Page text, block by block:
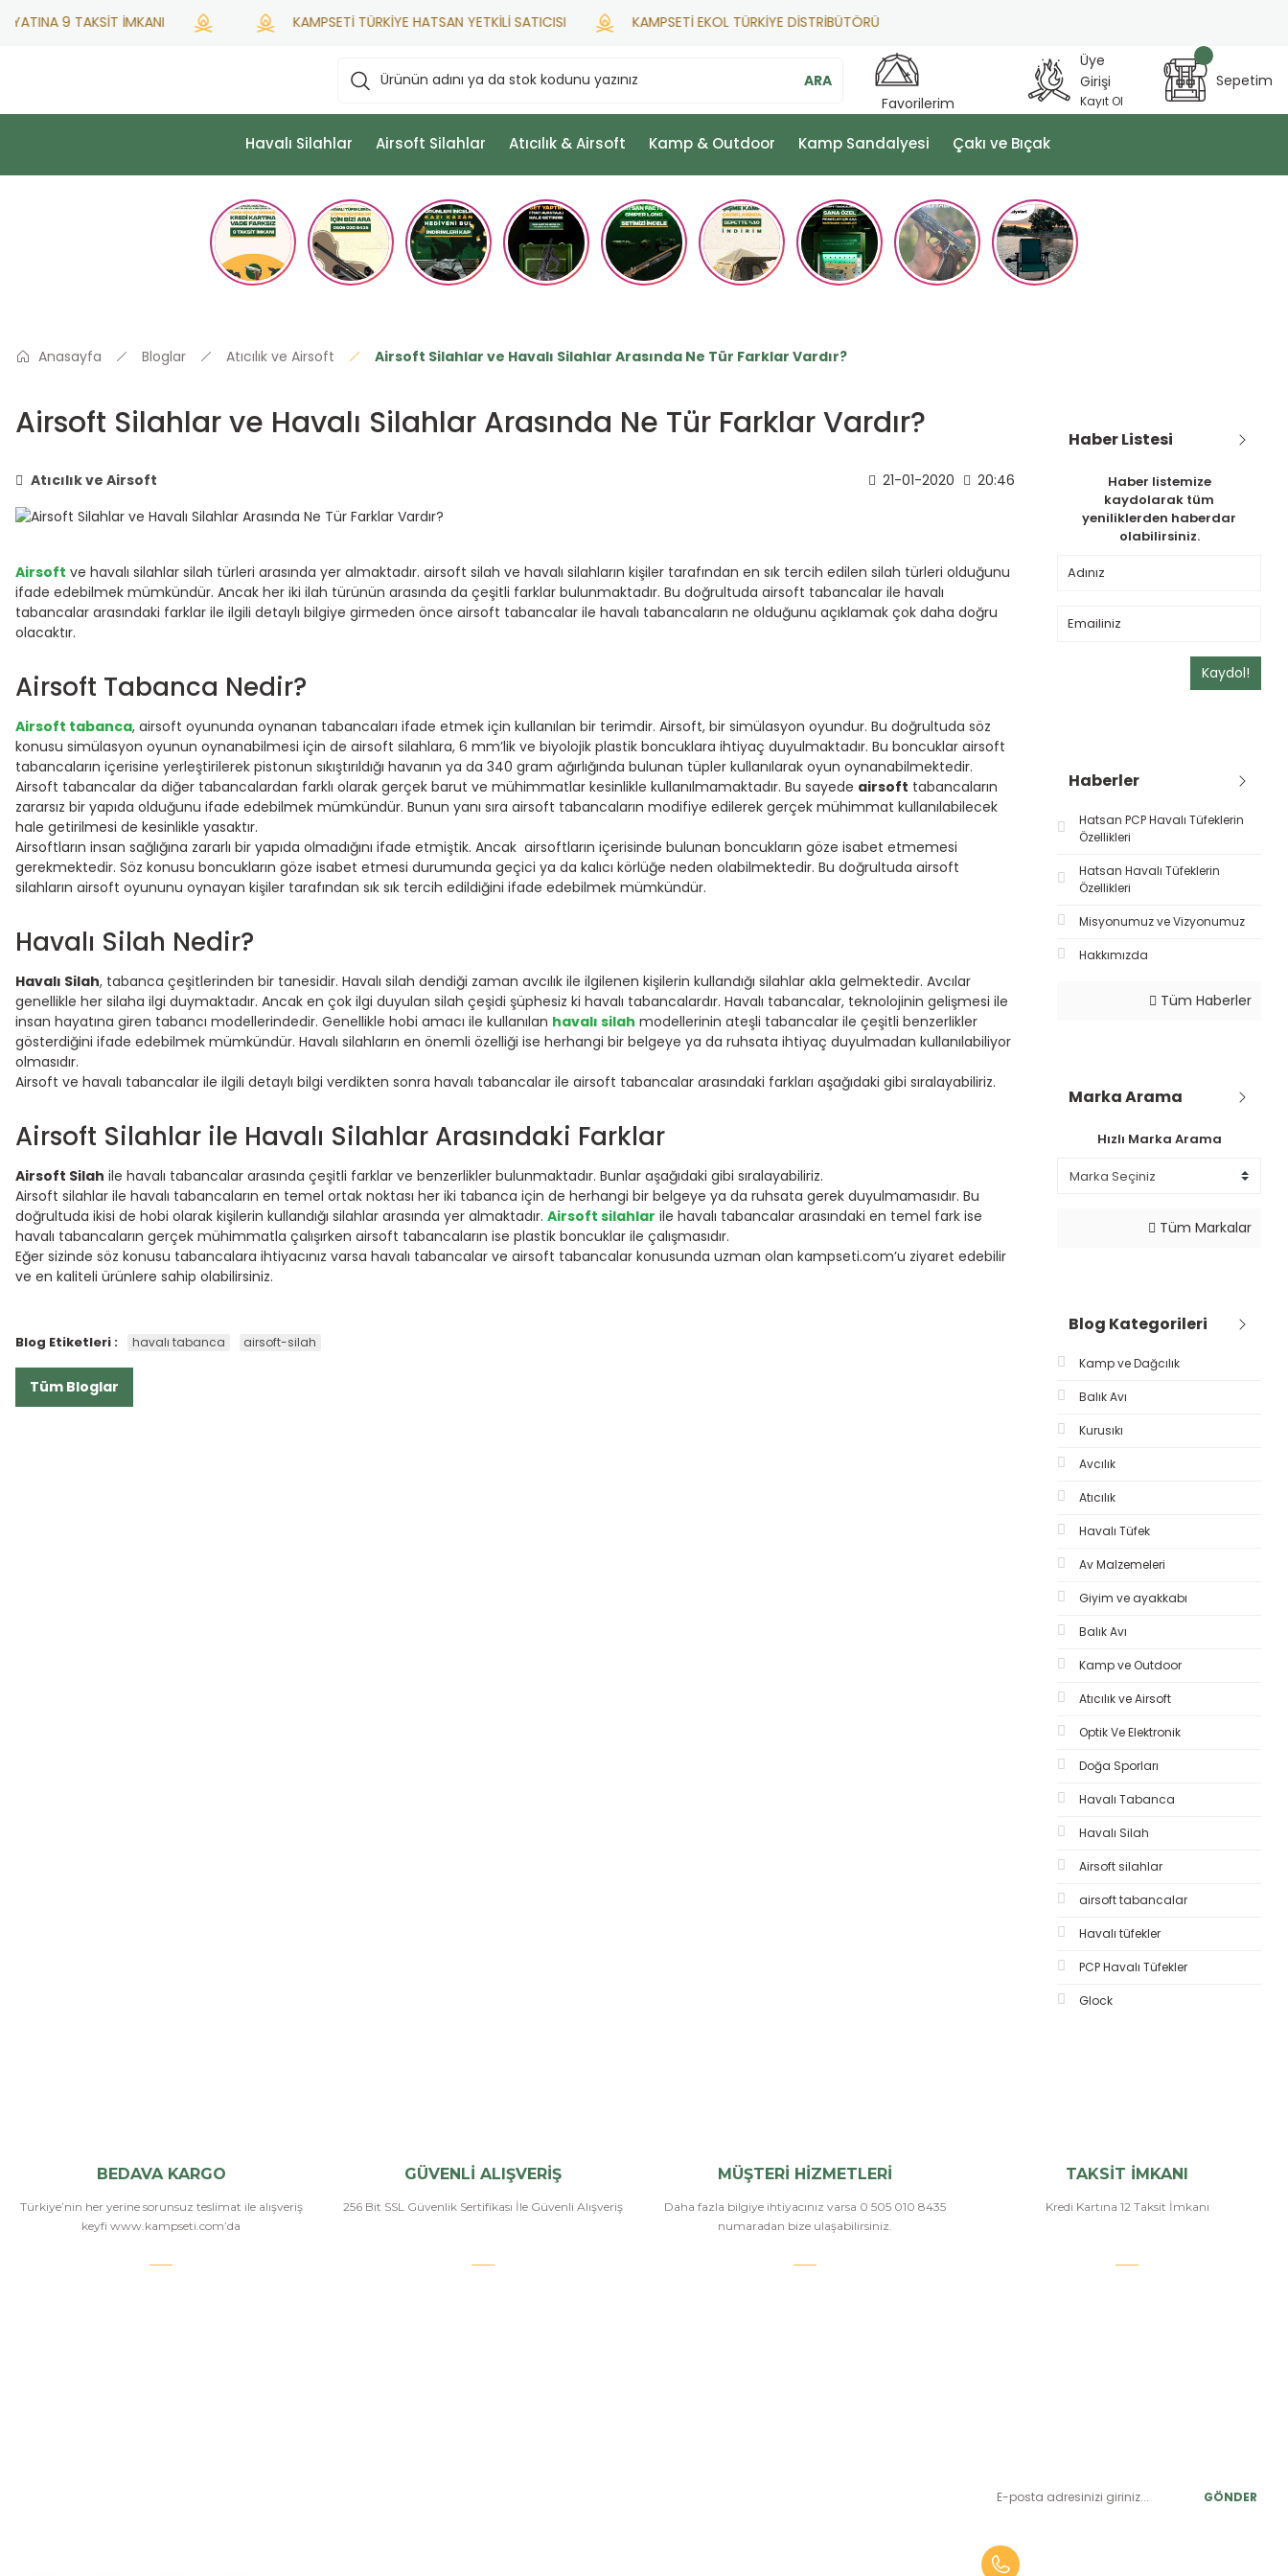
9 TAKSİT İMKANI KAMPSETİ TÜRKİYE HATSAN YETKİLİ SATICISI KAMPSETİ EKOL TÜRKİYE DİSTRİBÜTÖRÜ
ARA
Favorilerim
Üye
Girişi
Kayıt Ol
Sepetim
Havalı Silahlar Airsoft Silahlar Atıcılık & Airsoft Kamp & Outdoor Kamp Sandalyesi Çakı ve Bıçak
Anasayfa Bloglar Atıcılık ve Airsoft Airsoft Silahlar ve Havalı Silahlar Arasında Ne Tür Farklar Vardır?
Airsoft Silahlar ve Havalı Silahlar Arasında Ne Tür Farklar Vardır?
Atıcılık ve Airsoft 21-01-2020 20:46
Airsoft ve havalı silahlar silah türleri arasında yer almaktadır. airsoft silah ve havalı silahların kişiler tarafından en sık tercih edilen silah türleri olduğunu
ifade edebilmek mümkündür. Ancak her iki ilah türünün arasında da çeşitli farklar bulunmaktadır. Bu doğrultuda airsoft tabancalar ile havalı
tabancalar arasındaki farklar ile ilgili detaylı bilgiye girmeden önce airsoft tabancalar ile havalı tabancaların ne olduğunu açıklamak çok daha doğru
olacaktır.
Airsoft Tabanca Nedir?
Airsoft tabanca, airsoft oyununda oynanan tabancaları ifade etmek için kullanılan bir terimdir. Airsoft, bir simülasyon oyundur. Bu doğrultuda söz
konusu simülasyon oyunun oynanabilmesi için de airsoft silahlara, 6 mm’lik ve biyolojik plastik boncuklara ihtiyaç duyulmaktadır. Bu boncuklar airsoft
tabancaların içerisine yerleştirilerek pistonun sıkıştırıldığı havanın ya da 340 gram ağırlığında bulunan tüpler kullanılarak oyun oynanabilmektedir.
Airsoft tabancalar da diğer tabancalardan farklı olarak gerçek barut ve mühimmatlar kesinlikle kullanılmamaktadır. Bu sayede airsoft tabancaların
zararsız bir yapıda olduğunu ifade edebilmek mümkündür. Bunun yanı sıra airsoft tabancaların modifiye edilerek gerçek mühimmat kullanılabilecek
hale getirilmesi de kesinlikle yasaktır.
Airsoftların insan sağlığına zararlı bir yapıda olmadığını ifade etmiştik. Ancak airsoftların içerisinde bulunan boncukların göze isabet etmemesi
gerekmektedir. Söz konusu boncukların göze isabet etmesi durumunda geçici ya da kalıcı körlüğe neden olabilmektedir. Bu doğrultuda airsoft
silahların airsoft oyununu oynayan kişiler tarafından sık sık tercih edildiğini ifade edebilmek mümkündür.
Havalı Silah Nedir?
Havalı Silah, tabanca çeşitlerinden bir tanesidir. Havalı silah dendiği zaman avcılık ile ilgilenen kişilerin kullandığı silahlar akla gelmektedir. Avcılar
genellikle her silaha ilgi duymaktadır. Ancak en çok ilgi duyulan silah çeşidi şüphesiz ki havalı tabancalardır. Havalı tabancalar, teknolojinin gelişmesi ile
insan hayatına giren tabancı modellerindedir. Genellikle hobi amacı ile kullanılan havalı silah modellerinin ateşli tabancalar ile çeşitli benzerlikler
gösterdiğini ifade edebilmek mümkündür. Havalı silahların en önemli özelliği ise herhangi bir belgeye ya da ruhsata ihtiyaç duyulmadan kullanılabiliyor
olmasıdır.
Airsoft ve havalı tabancalar ile ilgili detaylı bilgi verdikten sonra havalı tabancalar ile airsoft tabancalar arasındaki farkları aşağıdaki gibi sıralayabiliriz.
Airsoft Silahlar ile Havalı Silahlar Arasındaki Farklar
Airsoft Silah ile havalı tabancalar arasında çeşitli farklar ve benzerlikler bulunmaktadır. Bunlar aşağıdaki gibi sıralayabiliriz.
Airsoft silahlar ile havalı tabancaların en temel ortak noktası her iki tabanca için de herhangi bir belgeye ya da ruhsata gerek duyulmamasıdır. Bu
doğrultuda ikisi de hobi olarak kişilerin kullandığı silahlar arasında yer almaktadır. Airsoft silahlar ile havalı tabancalar arasındaki en temel fark ise
havalı tabancaların gerçek mühimmatla çalışırken airsoft tabancaların ise plastik boncuklar ile çalışmasıdır.
Eğer sizinde söz konusu tabancalara ihtiyacınız varsa havalı tabancalar ve airsoft tabancalar konusunda uzman olan kampseti.com’u ziyaret edebilir
ve en kaliteli ürünlere sahip olabilirsiniz.
Blog Etiketleri : havalı tabanca airsoft-silah
Tüm Bloglar
Haber Listesi
Haber listemize
kaydolarak tüm
yeniliklerden haberdar
olabilirsiniz.
Kaydol!
Haberler
Hatsan PCP Havalı Tüfeklerin
Özellikleri
Hatsan Havalı Tüfeklerin
Özellikleri
Misyonumuz ve Vizyonumuz
Hakkımızda
Tüm Haberler
Marka Arama
Hızlı Marka Arama
Tüm Markalar
Blog Kategorileri
Kamp ve Dağcılık
Balık Avı
Kurusıkı
Avcılık
Atıcılık
Havalı Tüfek
Av Malzemeleri
Giyim ve ayakkabı
Balık Avı
Kamp ve Outdoor
Atıcılık ve Airsoft
Optik Ve Elektronik
Doğa Sporları
Havalı Tabanca
Havalı Silah
Airsoft silahlar
airsoft tabancalar
Havalı tüfekler
PCP Havalı Tüfekler
Glock
BEDAVA KARGO
Türkiye’nin her yerine sorunsuz teslimat ile alışveriş
keyfi www.kampseti.com’da
GÜVENLİ ALIŞVERİŞ
256 Bit SSL Güvenlik Sertifikası İle Güvenli Alışveriş
MÜŞTERİ HİZMETLERİ
Daha fazla bilgiye ihtiyacınız varsa 0 505 010 8435
numaradan bize ulaşabilirsiniz.
TAKSİT İMKANI
Kredi Kartına 12 Taksit İmkanı
GÖNDER